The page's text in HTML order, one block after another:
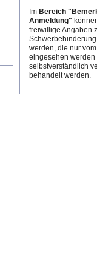
Im Bereich
Anmeldung"
freiwillige Angaben
werden, die nur
eingesehen werden
selbstverständlich
behandelt werden.